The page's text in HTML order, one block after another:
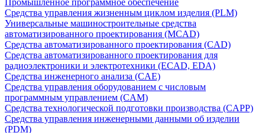
Промышленное программное обеспечение
Средства управления жизненным циклом изделия (PLM)
Универсальные машиностроительные средства
автоматизированного проектирования (MCAD)
Средства автоматизированного проектирования (CAD)
Средства автоматизированного проектирования для
радиоэлектроники и электротехники (ECAD, EDA)
Средства инженерного анализа (CAE)
Средства управления оборудованием с числовым
программным управлением (CAM)
Средства технологической подготовки производства (CAPP)
Средства управления инженерными данными об изделии
(PDM)